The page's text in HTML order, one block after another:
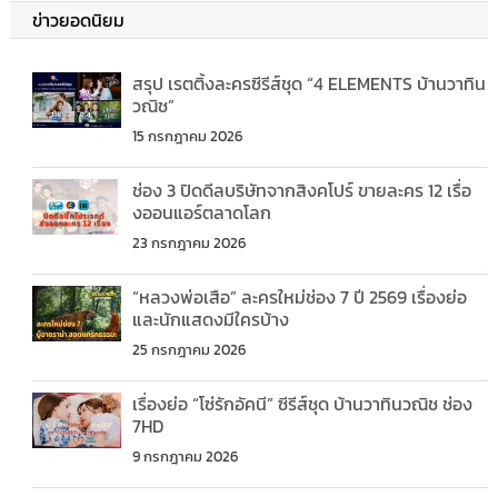
ข่าวยอดนิยม
สรุป เรตติ้งละครซีรีส์ชุด “4 ELEMENTS บ้านวาทิน
วณิช”
15 กรกฎาคม 2026
ช่อง 3 ปิดดีลบริษัทจากสิงคโปร์ ขายละคร 12 เรื่อ
งออนแอร์ตลาดโลก
23 กรกฎาคม 2026
“หลวงพ่อเสือ” ละครใหม่ช่อง 7 ปี 2569 เรื่องย่อ
และนักแสดงมีใครบ้าง
25 กรกฎาคม 2026
เรื่องย่อ “โซ่รักอัคนี” ซีรีส์ชุด บ้านวาทินวณิช ช่อง
7HD
9 กรกฎาคม 2026